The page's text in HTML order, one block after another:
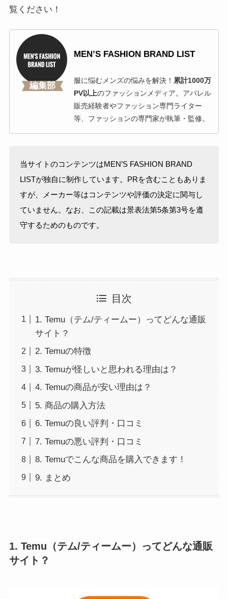
覧ください！
編集部
MEN’S FASHION BRAND LIST
服に悩むメンズの悩みを解決！ 累計1000万
PV以上のファッションメディア。アパレル
販売経験者やファッション専門ライター
等、ファッションの専門家が執筆・監修。
当サイトのコンテンツはMEN’S FASHION BRAND
LISTが独自に制作しています。PRを含むこともありま
すが、メーカー等はコンテンツや評価の決定に関与し
ていません。なお、この記載は景表法第5条第3号を遵
守するためのものです。
目次
1. Temu（テム/ティームー）ってどんな通販
サイト？
2. Temuの特徴
3. Temuが怪しいと思われる理由は？
4. Temuの商品が安い理由は？
5. 商品の購入方法
6. Temuの良い評判・口コミ
7. Temuの悪い評判・口コミ
8. Temuでこんな商品を購入できます！
9. まとめ
1. Temu（テム/ティームー）ってどんな通販
サイト？